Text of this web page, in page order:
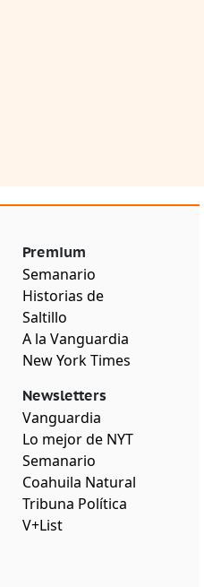
Premium
Semanario
Historias de
Saltillo
A la Vanguardia
New York Times
Newsletters
Vanguardia
Lo mejor de NYT
Semanario
Coahuila Natural
Tribuna Política
V+List